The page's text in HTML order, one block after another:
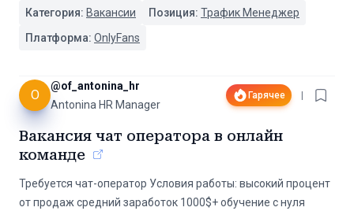
Категория: Вакансии Позиция: Трафик Менеджер
Платформа: OnlyFans
O
@of_antonina_hr
Antonina HR Manager
Гарячее
Вакансия чат оператора в онлайн
команде
Требуется чат-оператор Условия работы: высокий процент
от продаж средний заработок 1000$+ обучение с нуля